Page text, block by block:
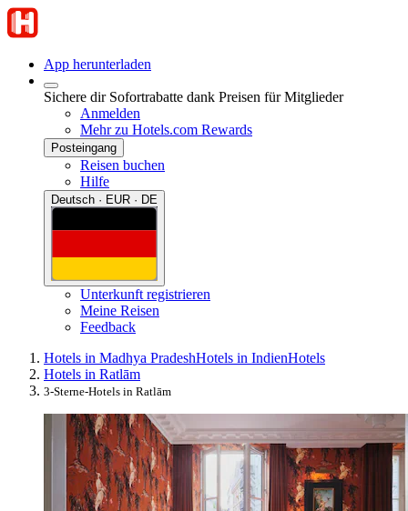
App herunterladen
Sichere dir Sofortrabatte dank Preisen für Mitglieder
Anmelden
Mehr zu Hotels.com Rewards
Posteingang
Reisen buchen
Hilfe
Deutsch · EUR · DE
Unterkunft registrieren
Meine Reisen
Feedback
Hotels in Madhya PradeshHotels in IndienHotels
Hotels in Ratlām
3-Sterne-Hotels in Ratlām